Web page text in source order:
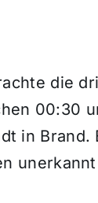
die
00:30
in Brand.